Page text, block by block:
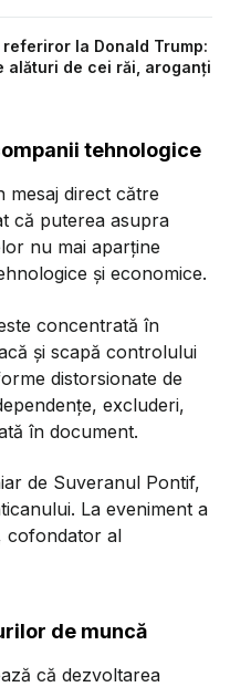
la Donald Trump:
alături de cei răi, aroganți
tehnologice
mesaj direct către
că puterea asupra
nu mai aparține
și economice.
concentrată în
și scapă controlului
distorsionate de
excluderi,
în document.
de Suveranul Pontif,
La eveniment a
cofondator al
de muncă
că dezvoltarea